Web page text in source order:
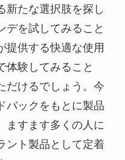
新たな選択肢を探し
デを試してみること
提供する快適な使用
体験してみること
だけるでしょう。今
バックをもとに製品
ますます多くの人に
ント製品として定着